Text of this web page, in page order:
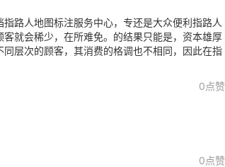
路人地图标注服务中心，专还是大众便利指路人
就会稀少，在所难免。的结果只能是，资本雄厚
层次的顾客，其消费的格调也不相同，因此在指
0点赞
0点赞